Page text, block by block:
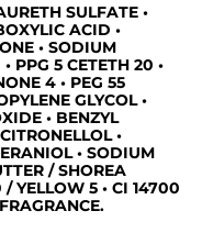
SULFATE •
ACID •
• SODIUM
PPG 5 CETETH 20 •
4 • PEG 55
GLYCOL •
• BENZYL
•
• SODIUM
/ SHOREA
/ YELLOW 5 • CI 14700